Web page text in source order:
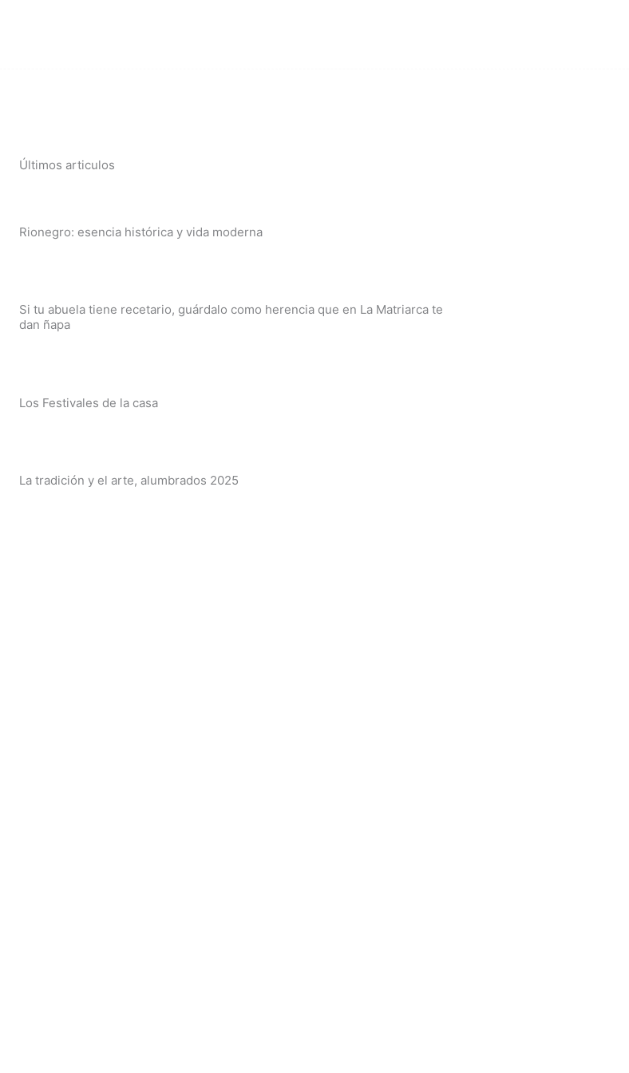
Últimos articulos
Rionegro: esencia histórica y vida moderna
Si tu abuela tiene recetario, guárdalo como herencia que en La Matriarca te
dan ñapa
Los Festivales de la casa
La tradición y el arte, alumbrados 2025